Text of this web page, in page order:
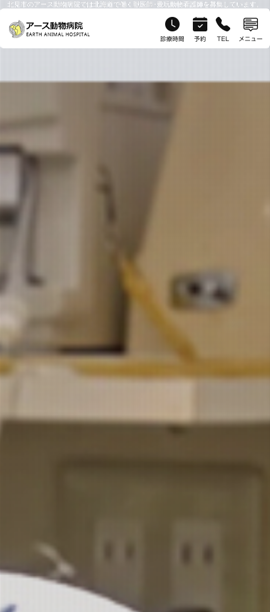
北見市のアース動物病院では北海道で働く獣医師･愛玩動物看護師を募集しています。
診療時間 予約 TEL メニュー